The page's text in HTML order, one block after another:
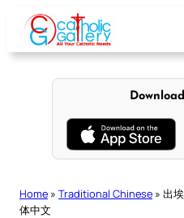
content
Home » Traditional Chinese » 出
体中文